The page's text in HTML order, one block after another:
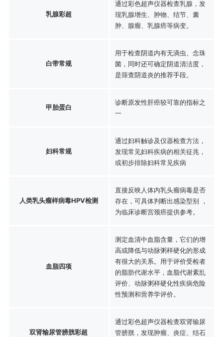
乳腺彩超
通过彩色超声仪器检查乳腺，发
现乳腺增生、肿物、结节、囊
肿、腺瘤、乳腺癌等病变。
白带常规
用于检查阴道内有无滴虫、念珠
菌，同时还可确定阴道清洁度，
是筛查阴道炎的推荐手段。
甲胎蛋白
诊断原发性肝癌较可靠的指标之
一
妇科常规
通过妇科触诊及仪器检查方法，
发现常见妇科疾病的相关征兆，
或初步排除妇科常见疾病
人类乳头瘤样病毒HPV检测
直接反映人体内乳头瘤病毒是否
存在，可具体判断出感染型别 ，
为临床诊断宫颈癌提供参考。
血脂四项
测定血清中血脂含量，它们的增
高或降低与动脉粥样硬化的形成
有很大的关系。用于评价受检者
的脂肪代谢水平，血脂代谢紊乱
评价、动脉粥样硬化性疾病危险
性预测和营养学评价。
双肾输尿管膀胱彩超
通过彩色超声仪器检查双肾输尿
管膀胱，发现肿瘤、炎症、结石